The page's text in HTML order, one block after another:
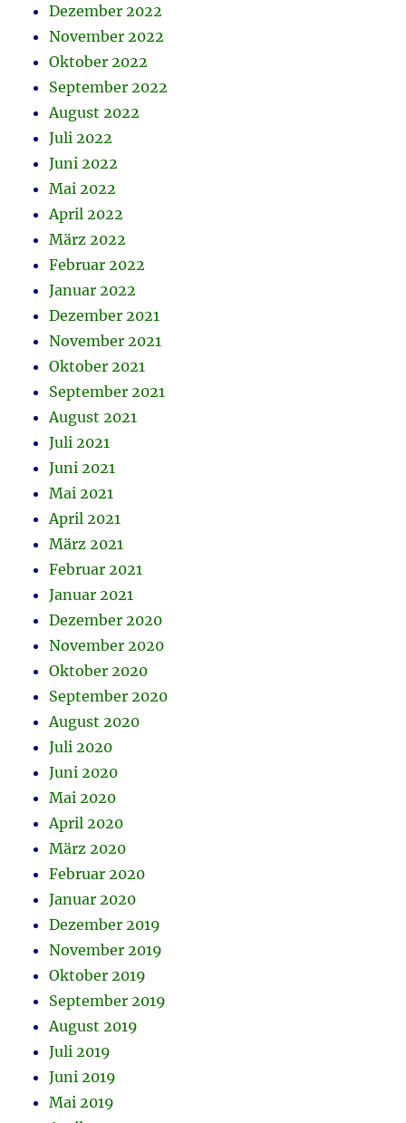
Dezember 2022
November 2022
Oktober 2022
September 2022
August 2022
Juli 2022
Juni 2022
Mai 2022
April 2022
März 2022
Februar 2022
Januar 2022
Dezember 2021
November 2021
Oktober 2021
September 2021
August 2021
Juli 2021
Juni 2021
Mai 2021
April 2021
März 2021
Februar 2021
Januar 2021
Dezember 2020
November 2020
Oktober 2020
September 2020
August 2020
Juli 2020
Juni 2020
Mai 2020
April 2020
März 2020
Februar 2020
Januar 2020
Dezember 2019
November 2019
Oktober 2019
September 2019
August 2019
Juli 2019
Juni 2019
Mai 2019